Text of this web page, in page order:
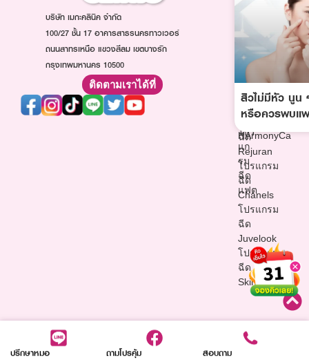
ปรึกษาหมอ ถามโปรคุ้ม สอบถาม
บริษัท เมกะคลินิค จำกัด
100/27 ชั้น 17 อาคารสาธรนครทาวเวอร์
ถนนสาทรเหนือ แขวงสีลม เขตบางรัก
กรุงเทพมหานคร 10500
ติดตามเราได้ที่
โปร
รม
เลอ
ร์
โปร
แก
รม
ฉีด
แฟต
โปรแกรม
Oligio
โปรแกรม
Thermage
โปรแกรม
ฉีด
Sculptra
โปรแกรม
ฉีด
HArmonyCa
ใส
ฉีดออร่า
ไวท์
โปรแกรม
ฉีด
วิตามิน
ผิว
ฉีด
Rejuran
โปรแกรม
ฉีด
Chanels
โปรแกรม
ฉีด
Juvelook
โปรแกรม
ฉีด
Skinvive
สิวไม่มีหัว นูน
หรือควรพบแ